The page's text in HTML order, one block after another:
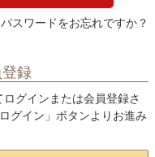
パスワードをお忘れですか？
録
グインまたは会員登録さ
グイン」ボタンよりお進み